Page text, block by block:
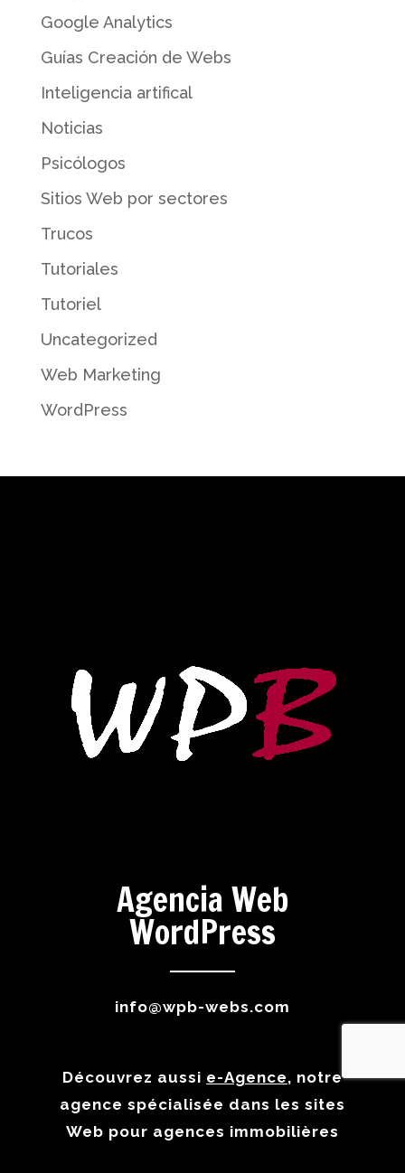
Google Analytics
Guías Creación de Webs
Inteligencia artifical
Noticias
Psicólogos
Sitios Web por sectores
Trucos
Tutoriales
Tutoriel
Uncategorized
Web Marketing
WordPress
Agencia Web
WordPress
info@wpb-webs.com
Découvrez aussi e-Agence, notre
agence spécialisée dans les sites
Web pour agences immobilières